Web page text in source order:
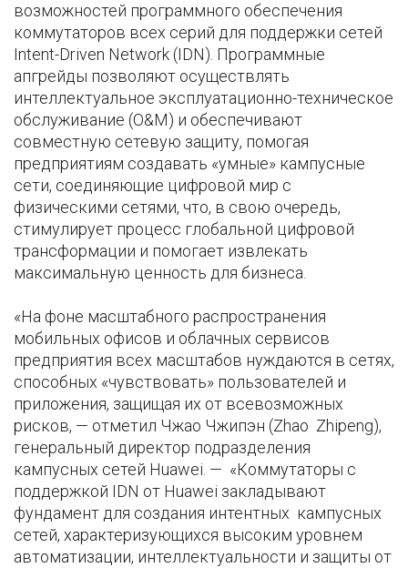
возможностей программного обеспечения
коммутаторов всех серий для поддержки сетей
Intent-Driven Network (IDN). Программные
апгрейды позволяют осуществлять
интеллектуальное эксплуатационно-техническое
обслуживание (O&M) и обеспечивают
совместную сетевую защиту, помогая
предприятиям создавать «умные» кампусные
сети, соединяющие цифровой мир с
физическими сетями, что, в свою очередь,
стимулирует процесс глобальной цифровой
трансформации и помогает извлекать
максимальную ценность для бизнеса.
«На фоне масштабного распространения
мобильных офисов и облачных сервисов
предприятия всех масштабов нуждаются в сетях,
способных «чувствовать» пользователей и
приложения, защищая их от всевозможных
рисков, — отметил Чжао Чжипэн (Zhao Zhipeng),
генеральный директор подразделения
кампусных сетей Huawei. — «Коммутаторы с
поддержкой IDN от Huawei закладывают
фундамент для создания интентных кампусных
сетей, характеризующихся высоким уровнем
автоматизации, интеллектуальности и защиты от